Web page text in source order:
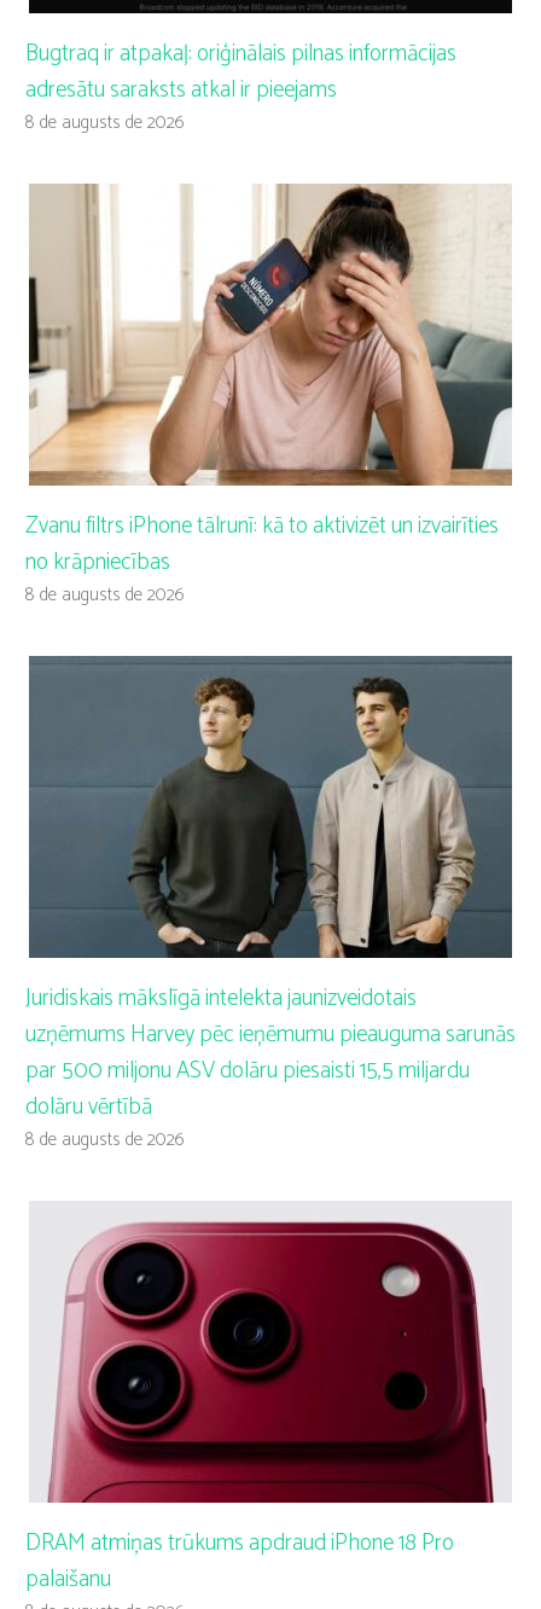
Bugtraq ir atpakaļ: oriģinālais pilnas informācijas
adresātu saraksts atkal ir pieejams
8 de augusts de 2026
Zvanu filtrs iPhone tālrunī: kā to aktivizēt un izvairīties
no krāpniecības
8 de augusts de 2026
Juridiskais mākslīgā intelekta jaunizveidotais
uzņēmums Harvey pēc ieņēmumu pieauguma sarunās
par 500 miljonu ASV dolāru piesaisti 15,5 miljardu
dolāru vērtībā
8 de augusts de 2026
DRAM atmiņas trūkums apdraud iPhone 18 Pro
palaišanu